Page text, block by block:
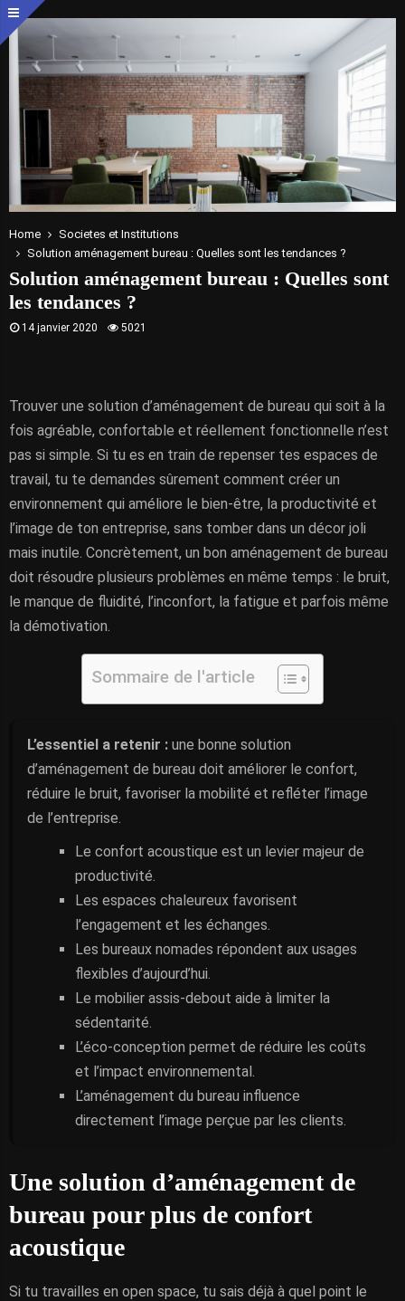
Home
Societes et Institutions
Solution aménagement bureau : Quelles sont les tendances ?
Solution aménagement bureau : Quelles sont
les tendances ?
14 janvier 2020 5021
Trouver une solution d’aménagement de bureau qui soit à la
fois agréable, confortable et réellement fonctionnelle n’est
pas si simple. Si tu es en train de repenser tes espaces de
travail, tu te demandes sûrement comment créer un
environnement qui améliore le bien-être, la productivité et
l’image de ton entreprise, sans tomber dans un décor joli
mais inutile. Concrètement, un bon aménagement de bureau
doit résoudre plusieurs problèmes en même temps : le bruit,
le manque de fluidité, l’inconfort, la fatigue et parfois même
la démotivation.
Sommaire de l'article
L’essentiel a retenir : une bonne solution
d’aménagement de bureau doit améliorer le confort,
réduire le bruit, favoriser la mobilité et refléter l’image
de l’entreprise.
Le confort acoustique est un levier majeur de
productivité.
Les espaces chaleureux favorisent
l’engagement et les échanges.
Les bureaux nomades répondent aux usages
flexibles d’aujourd’hui.
Le mobilier assis-debout aide à limiter la
sédentarité.
L’éco-conception permet de réduire les coûts
et l’impact environnemental.
L’aménagement du bureau influence
directement l’image perçue par les clients.
Une solution d’aménagement de
bureau pour plus de confort
acoustique
Si tu travailles en open space, tu sais déjà à quel point le